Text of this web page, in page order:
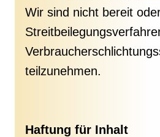
Wir sind nicht bereit
teilzunehmen.
Haftung für Inhalt